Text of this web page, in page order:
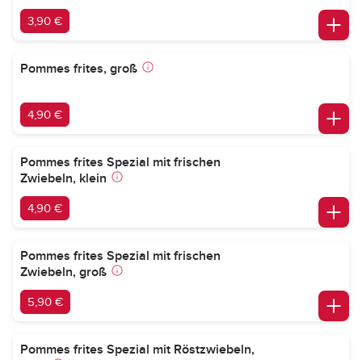
3,90 €
Pommes frites, groß
4,90 €
Pommes frites Spezial mit frischen
Zwiebeln, klein
4,90 €
Pommes frites Spezial mit frischen
Zwiebeln, groß
5,90 €
Pommes frites Spezial mit Röstzwiebeln,